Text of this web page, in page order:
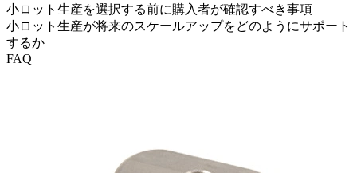
小ロット生産を選択する前に購入者が確認すべき事項
小ロット生産が将来のスケールアップをどのようにサポート
するか
FAQ